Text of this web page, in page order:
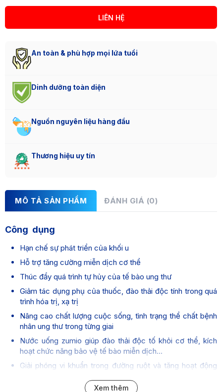
LIÊN HỆ
An toàn & phù hợp mọi lứa tuổi
Dinh dưỡng toàn diện
Nguồn nguyên liệu hàng đầu
Thương hiệu uy tín
MÔ TẢ SẢN PHẨM ĐÁNH GIÁ (0)
Công dụng
Hạn chế sự phát triển của khối u
Hỗ trợ tăng cường miễn dịch cơ thể
Thúc đẩy quá trình tự hủy của tế bào ung thư
Giảm tác dụng phụ của thuốc, đào thải độc tính trong quá
trình hóa trị, xạ trị
Nâng cao chất lượng cuộc sống, tình trạng thể chất bệnh
nhân ung thư trong từng giai
Nước uống zumio giúp đào thải độc tố khỏi cơ thể, kích
hoạt chức năng bảo vệ tế bào miễn dịch...
Giải phóng vi khuẩn trong đường ruột và tăng hoạt động
Xem thêm